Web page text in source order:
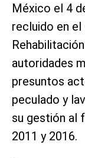
México el 4
recluido en
autoridades
presuntos
peculado y
su gestión al
2011 y 2016.